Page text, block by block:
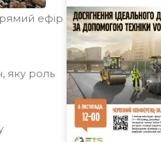
ефір
яку роль